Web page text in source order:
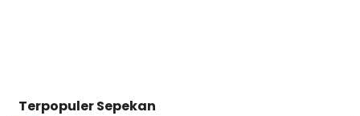
Terpopuler Sepekan